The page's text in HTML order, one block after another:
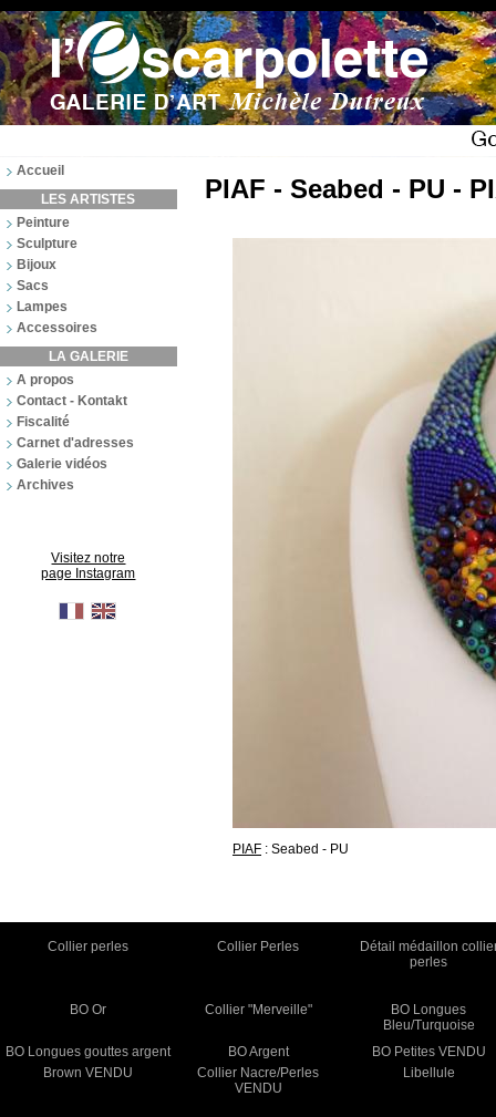
Accueil
LES ARTISTES
Peinture
Sculpture
Bijoux
Sacs
Lampes
Accessoires
LA GALERIE
A propos
Contact - Kontakt
Fiscalité
Carnet d'adresses
Galerie vidéos
Archives
Visitez notre
page Instagram
PIAF - Seabed - PU -
PIAF : Seabed - PU
Collier perles Collier Perles
Détail médaillon
perles
BO Or Collier "Merveille"
BO Longues
Bleu/Turquoise
BO Longues gouttes argent
BO Argent
BO Petites VENDU
Brown VENDU
Collier Nacre/Perles
VENDU
Libellule